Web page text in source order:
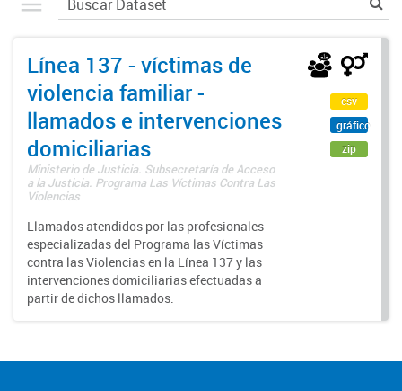
Línea 137 - víctimas de
violencia familiar -
llamados e intervenciones
domiciliarias
Ministerio de Justicia. Subsecretaría de Acceso
a la Justicia. Programa Las Víctimas Contra Las
Violencias
Llamados atendidos por las profesionales
especializadas del Programa las Víctimas
contra las Violencias en la Línea 137 y las
intervenciones domiciliarias efectuadas a
partir de dichos llamados.
csv
gráfico
zip